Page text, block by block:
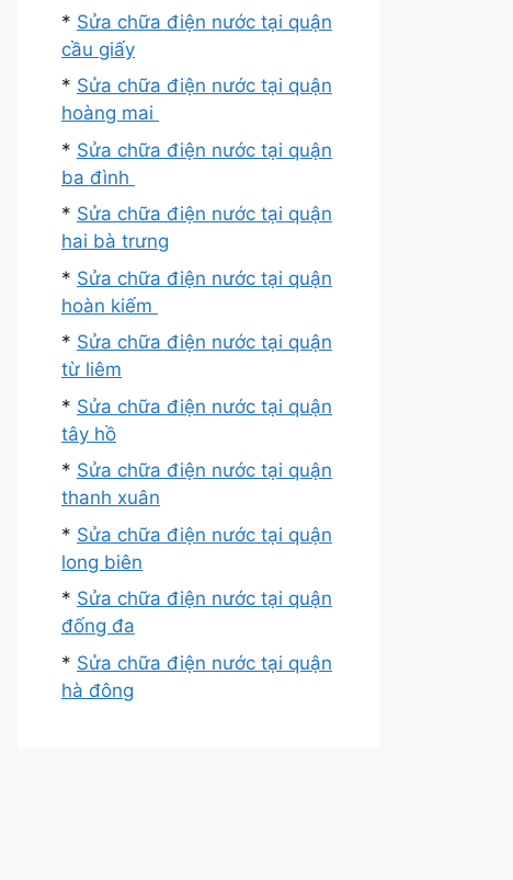
* Sửa chữa điện nước tại quận
cầu giấy
* Sửa chữa điện nước tại quận
hoàng mai
* Sửa chữa điện nước tại quận
ba đình
* Sửa chữa điện nước tại quận
hai bà trưng
* Sửa chữa điện nước tại quận
hoàn kiếm
* Sửa chữa điện nước tại quận
từ liêm
* Sửa chữa điện nước tại quận
tây hồ
* Sửa chữa điện nước tại quận
thanh xuân
* Sửa chữa điện nước tại quận
long biên
* Sửa chữa điện nước tại quận
đống đa
* Sửa chữa điện nước tại quận
hà đông